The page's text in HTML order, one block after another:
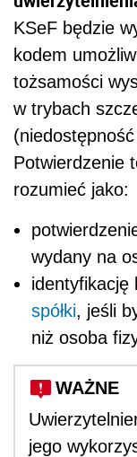
KSeF będzie
kodem
tożsamości
w trybach
Potwierdzenie
rozumieć jako:
wydany na
identyfikację
spółki, jeśli
niż osoba
WAŻNE
jego